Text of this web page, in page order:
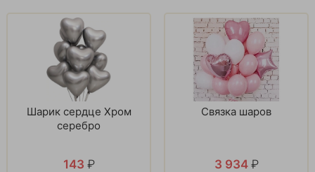
Шарик сердце Хром
серебро
143 ₽
Связка шаров
3 934 ₽